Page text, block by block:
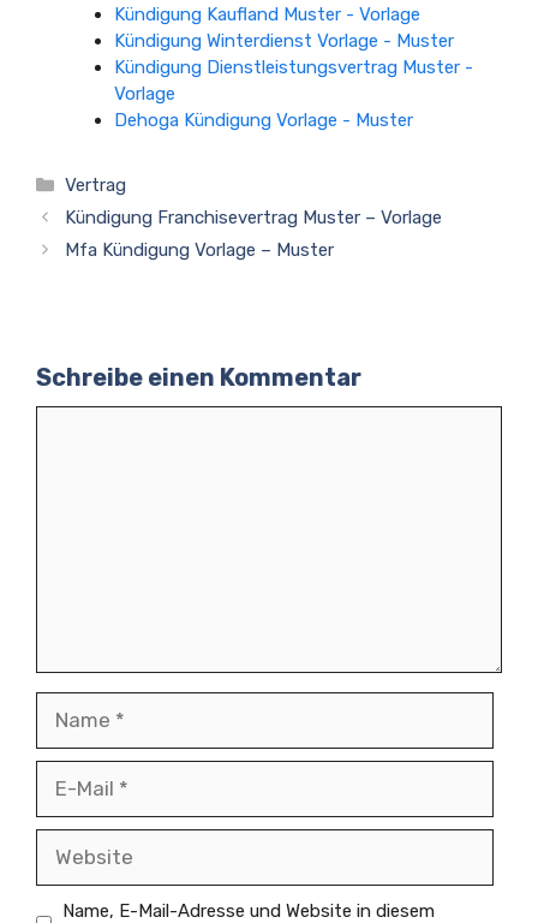
Kündigung Kaufland Muster - Vorlage
Kündigung Winterdienst Vorlage - Muster
Kündigung Dienstleistungsvertrag Muster -
Vorlage
Dehoga Kündigung Vorlage - Muster
Kategorien
Vertrag
Kündigung Franchisevertrag Muster – Vorlage
Mfa Kündigung Vorlage – Muster
Schreibe einen Kommentar
Mail
Name, E-Mail-Adresse und Website in diesem